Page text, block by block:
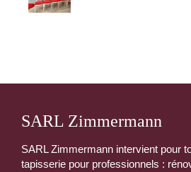
SARL Zimmermann
SARL Zimmermann intervient pour
tapisserie pour professionnels :